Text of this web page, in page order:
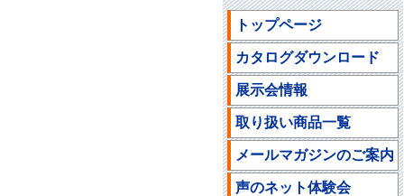
トップページ
カタログダウンロード
展示会情報
取り扱い商品一覧
メールマガジンのご案内
声のネット体験会